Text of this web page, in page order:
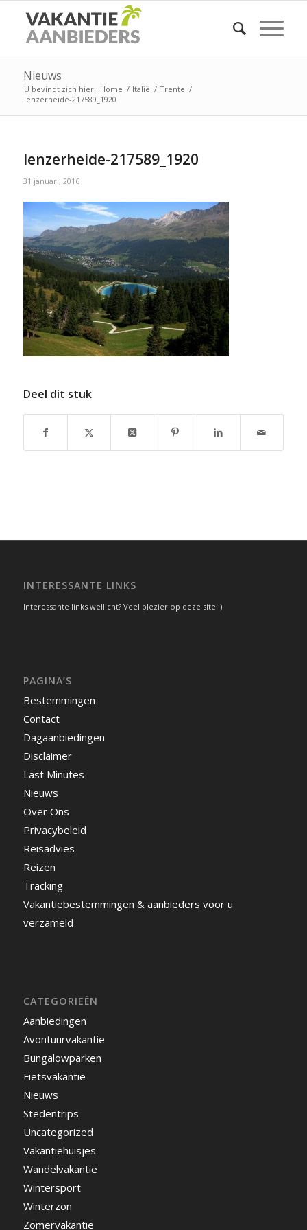
Nieuws
U bevindt zich hier: Home / Italië / Trente /
lenzerheide-217589_1920
lenzerheide-217589_1920
31 januari, 2016
Deel dit stuk
INTERESSANTE LINKS
Interessante links wellicht? Veel plezier op deze site :)
PAGINA’S
Bestemmingen
Contact
Dagaanbiedingen
Disclaimer
Last Minutes
Nieuws
Over Ons
Privacybeleid
Reisadvies
Reizen
Tracking
Vakantiebestemmingen & aanbieders voor u
verzameld
CATEGORIEËN
Aanbiedingen
Avontuurvakantie
Bungalowparken
Fietsvakantie
Nieuws
Stedentrips
Uncategorized
Vakantiehuisjes
Wandelvakantie
Wintersport
Winterzon
Zomervakantie